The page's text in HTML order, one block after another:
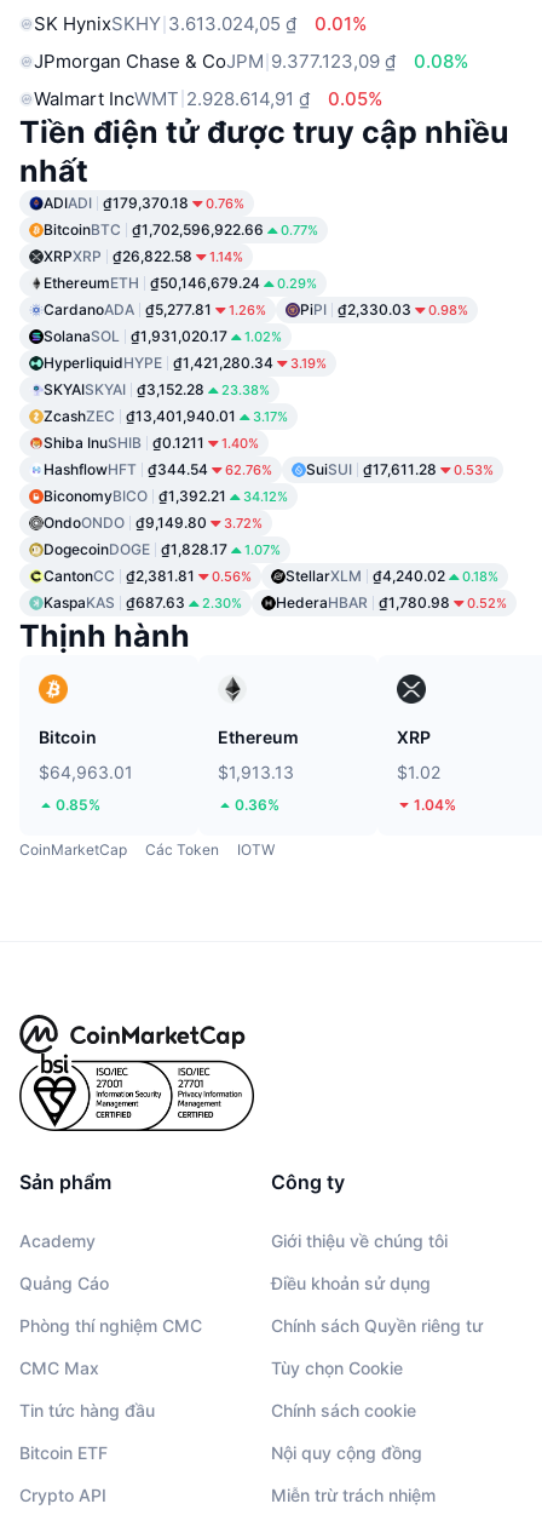
SK HynixSKHY 3.613.024,05 ₫
0.01%
JPmorgan Chase & CoJPM 9.377.123,09 ₫
0.08%
Walmart IncWMT 2.928.614,91 ₫ 0.05%
Tiền điện tử được truy cập nhiều
nhất
ADIADI ₫179,370.18 0.76%
BitcoinBTC ₫1,702,596,922.66 0.77%
XRPXRP ₫26,822.58 1.14%
EthereumETH ₫50,146,679.24 0.29%
CardanoADA ₫5,277.81 1.26% PiPI ₫2,330.03 0.98%
SolanaSOL ₫1,931,020.17 1.02%
HyperliquidHYPE ₫1,421,280.34 3.19%
SKYAISKYAI ₫3,152.28 23.38%
ZcashZEC ₫13,401,940.01 3.17%
Shiba InuSHIB ₫0.1211 1.40%
HashflowHFT ₫344.54 62.76% SuiSUI ₫17,611.28 0.53%
BiconomyBICO ₫1,392.21 34.12%
OndoONDO ₫9,149.80 3.72%
DogecoinDOGE ₫1,828.17 1.07%
CantonCC ₫2,381.81 0.56% StellarXLM ₫4,240.02 0.18%
KaspaKAS ₫687.63 2.30% HederaHBAR ₫1,780.98 0.52%
Thịnh hành
Bitcoin
$64,963.01
0.85%
Ethereum
$1,913.13
0.36%
XRP
$1.02
1.04%
CoinMarketCap Các Token IOTW
Sản phẩm
Academy
Quảng Cáo
Phòng thí nghiệm CMC
CMC Max
Tin tức hàng đầu
Bitcoin ETF
Crypto API
Công ty
Giới thiệu về chúng tôi
Điều khoản sử dụng
Chính sách Quyền riêng tư
Tùy chọn Cookie
Chính sách cookie
Nội quy cộng đồng
Miễn trừ trách nhiệm